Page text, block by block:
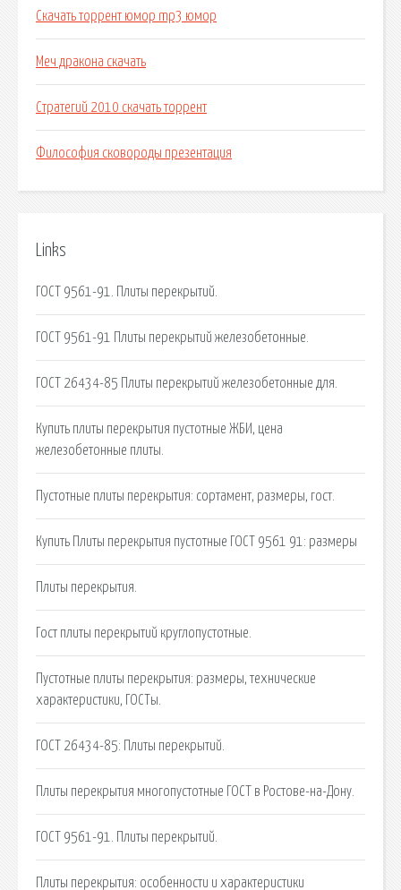
Скачать торрент юмор mp3 юмор
Меч дракона скачать
Стратегий 2010 скачать торрент
Философия сковороды презентация
Links
ГОСТ 9561-91. Плиты перекрытий.
ГОСТ 9561-91 Плиты перекрытий железобетонные.
ГОСТ 26434-85 Плиты перекрытий железобетонные для.
Купить плиты перекрытия пустотные ЖБИ, цена
железобетонные плиты.
Пустотные плиты перекрытия: сортамент, размеры, гост.
Купить Плиты перекрытия пустотные ГОСТ 9561 91: размеры
Плиты перекрытия.
Гост плиты перекрытий круглопустотные.
Пустотные плиты перекрытия: размеры, технические
характеристики, ГОСТы.
ГОСТ 26434-85: Плиты перекрытий.
Плиты перекрытия многопустотные ГОСТ в Ростове-на-Дону.
ГОСТ 9561-91. Плиты перекрытий.
Плиты перекрытия: особенности и характеристики